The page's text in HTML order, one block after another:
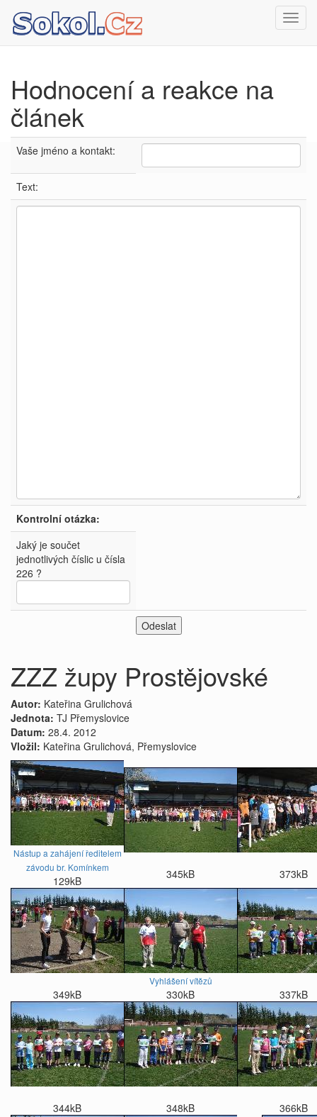
Hodnocení a reakce na
článek
Vaše jméno a kontakt:
Text:
Kontrolní otázka:
Jaký je součet
jednotlivých číslic u čísla
226 ?
ZZZ župy Prostějovské
Autor: Kateřina Grulichová
Jednota: TJ Přemyslovice
Datum: 28.4. 2012
Vložil: Kateřina Grulichová, Přemyslovice
Nástup a zahájení ředitelem
závodu br. Komínkem
129kB 345kB 373kB
349kB
Vyhlášení vítězů
330kB 337kB
344kB 348kB 366kB